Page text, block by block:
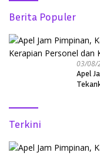
Berita Populer
03/08/
Apel
Terkini